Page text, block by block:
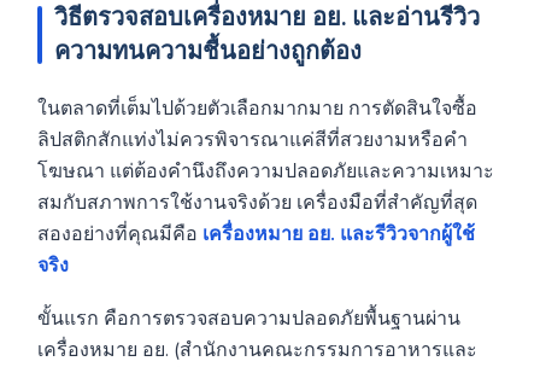
วิธีตรวจสอบเครื่องหมาย อย. และอ่านรีวิว
ความทนความชื้นอย่างถูกต้อง
ในตลาดที่เต็มไปด้วยตัวเลือกมากมาย การตัดสินใจซื้อ
ลิปสติกสักแท่งไม่ควรพิจารณาแค่สีที่สวยงามหรือคำ
โฆษณา แต่ต้องคำนึงถึงความปลอดภัยและความเหมาะ
สมกับสภาพการใช้งานจริงด้วย เครื่องมือที่สำคัญที่สุด
สองอย่างที่คุณมีคือ เครื่องหมาย อย. และรีวิวจากผู้ใช้
จริง
ขั้นแรก คือการตรวจสอบความปลอดภัยพื้นฐานผ่าน
เครื่องหมาย อย. (สำนักงานคณะกรรมการอาหารและ